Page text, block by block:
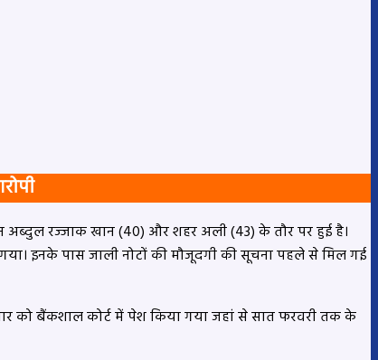
अब्दुल रज्जाक खान (40) और शहर अली (43) के तौर पर हुई है।
इनके पास जाली नोटों की मौजूदगी की सूचना पहले से मिल गई
को बैंकशाल कोर्ट में पेश किया गया जहां से सात फरवरी तक के